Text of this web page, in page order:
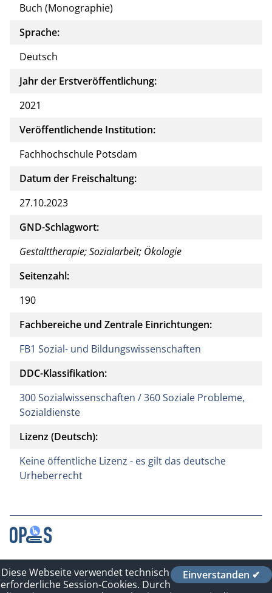
Buch (Monographie)
Sprache:
Deutsch
Jahr der Erstveröffentlichung:
2021
Veröffentlichende Institution:
Fachhochschule Potsdam
Datum der Freischaltung:
27.10.2023
GND-Schlagwort:
Gestalttherapie; Sozialarbeit; Ökologie
Seitenzahl:
190
Fachbereiche und Zentrale Einrichtungen:
FB1 Sozial- und Bildungswissenschaften
DDC-Klassifikation:
300 Sozialwissenschaften / 360 Soziale Probleme,
Sozialdienste
Lizenz (Deutsch):
Keine öffentliche Lizenz - es gilt das deutsche
Urheberrecht
Kontakt
Impressum
Einverstanden ✔
Diese Webseite verwendet technisch
erforderliche Session-Cookies. Durch